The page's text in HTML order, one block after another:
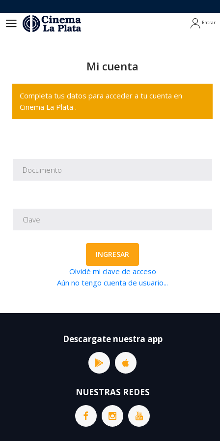
Entrar
Mi cuenta
Completa tus datos para acceder a tu cuenta en
Cinema La Plata .
INGRESAR
Olvidé mi clave de acceso
Aún no tengo cuenta de usuario...
Descargate nuestra app
NUESTRAS REDES